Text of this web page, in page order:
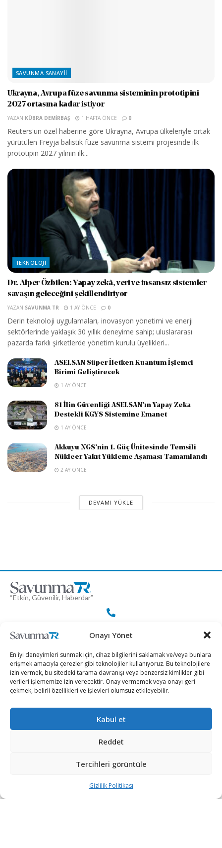
Onayı Yönet
En iyi deneyimleri sunmak için, cihaz bilgilerini saklamak ve/veya bunlara
erişmek amacıyla çerezler gibi teknolojiler kullanıyoruz. Bu teknolojilere
izin vermek, bu sitedeki tarama davranışı veya benzersiz kimlikler gibi
verileri işlememize izin verecektir. Onay vermemek veya onayı geri
çekmek, belirli özellikleri ve işlevleri olumsuz etkileyebilir.
Kabul et
Reddet
Tercihleri görüntüle
Gizlilik Politikası
SAVUNMA SANAYII
Ukrayna, Avrupa füze savunma sisteminin prototipini
2027 ortasına kadar istiyor
YAZAN KÜBRA DEMIRBAŞ 1 HAFTA ÖNCE 0
Reuters'un özel haberine göre Ukrayna, Avrupa ülkeleriyle ortak
yürütülen Freyja balistik füze savunma sistemi projesinde ilk
prototipin 2027 yılının ilk...
TEKNOLOJI
Dr. Alper Özbilen: Yapay zekâ, veri ve insansız sistemler
savaşın geleceğini şekillendiriyor
YAZAN SAVUNMA TR 1 AY ÖNCE 0
Derin teknoloji uygulamaları, inovasyon yönetimi ve enerji
sektörlerinde yaklaşık 30 yıllık deneyime sahip; uluslararası
pazarda farklı şirketlerde yönetim kurulu üyelikleri...
ASELSAN Süper İletken Kuantum İşlemci
Birimi Geliştirecek
1 AY ÖNCE
81 İlin Güvenliği ASELSAN’ın Yapay Zeka
Destekli KGYS Sistemine Emanet
1 AY ÖNCE
Akkuyu NGS’nin 1. Güç Ünitesinde Temsili
Nükleer Yakıt Yükleme Aşaması Tamamlandı
2 AY ÖNCE
DEVAMI YÜKLE
“Etkin, Güvenilir, Haberdar”
+90 530 308 17 96
iletisim@savunmatr.com
2026 © Savunma TR. Tüm Hakları Saklıdır.
Savunma Sanayii
Kategoriler
Siber Güvenlik
Politika
SavunmaTR